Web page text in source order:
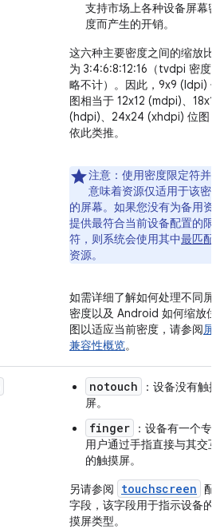
支持市场上各种设备屏幕密
度而产生的开销。
这六种主要密度之间的缩放比
为 3:4:6:8:12:16（tvdpi 密度忽
略不计）。因此，9x9 (ldpi) 位
图相当于 12x12 (mdpi)、18x18
(hdpi)、24x24 (xhdpi) 位图，
依此类推。
注意： 使用密度限定符并不
意味着资源仅适用于该密度
的屏幕。 如果您没有为备用资
提供最符合当前设备配置的限
符，则系统会使用其中最匹配
资源。
如需详细了解如何处理不同屏
密度以及 Android 如何缩放位
图以适应当前密度，请参阅屏
兼容性概览。
notouch
：设备没有触摸
屏。
finger
：设备有一个专供
用户通过手指直接与其交互
的触摸屏。
另请参阅
touchscreen 配
字段，该字段用于指示设备的
摸屏类型。